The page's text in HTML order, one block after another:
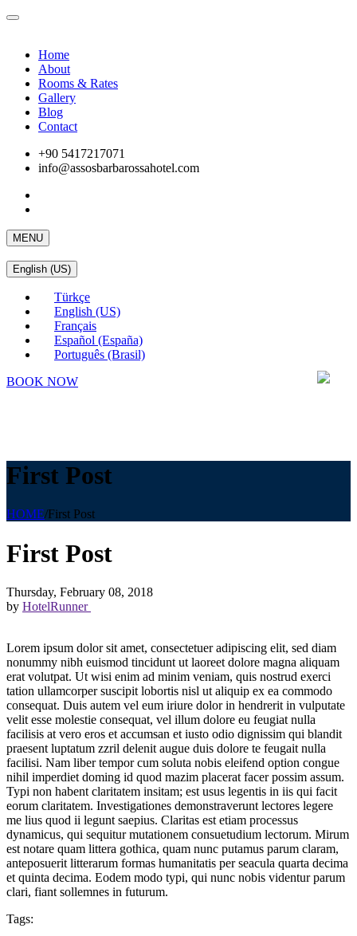
Home
About
Rooms & Rates
Gallery
Blog
Contact
+90 5417217071
info@assosbarbarossahotel.com
MENU
English (US)
Türkçe
English (US)
Français
Español (España)
Português (Brasil)
BOOK NOW
First Post
HOME/First Post
First Post
Thursday, February 08, 2018
by HotelRunner
Lorem ipsum dolor sit amet, consectetuer adipiscing elit, sed diam
nonummy nibh euismod tincidunt ut laoreet dolore magna aliquam
erat volutpat. Ut wisi enim ad minim veniam, quis nostrud exerci
tation ullamcorper suscipit lobortis nisl ut aliquip ex ea commodo
consequat. Duis autem vel eum iriure dolor in hendrerit in vulputate
velit esse molestie consequat, vel illum dolore eu feugiat nulla
facilisis at vero eros et accumsan et iusto odio dignissim qui blandit
praesent luptatum zzril delenit augue duis dolore te feugait nulla
facilisi. Nam liber tempor cum soluta nobis eleifend option congue
nihil imperdiet doming id quod mazim placerat facer possim assum.
Typi non habent claritatem insitam; est usus legentis in iis qui facit
eorum claritatem. Investigationes demonstraverunt lectores legere
me lius quod ii legunt saepius. Claritas est etiam processus
dynamicus, qui sequitur mutationem consuetudium lectorum. Mirum
est notare quam littera gothica, quam nunc putamus parum claram,
anteposuerit litterarum formas humanitatis per seacula quarta decima
et quinta decima. Eodem modo typi, qui nunc nobis videntur parum
clari, fiant sollemnes in futurum.
Tags: